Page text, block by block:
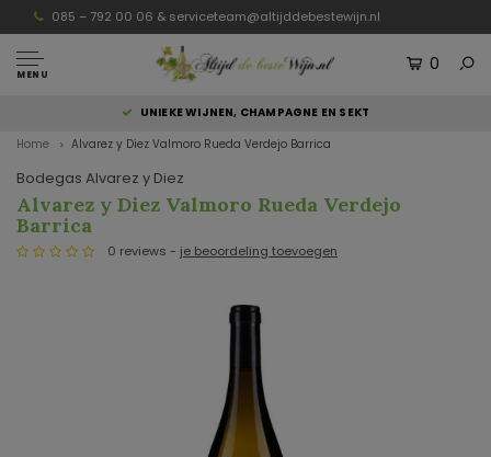
085 – 792 00 06 & serviceteam@altijddebestewijn.nl
MENU
0
UNIEKE WIJNEN, CHAMPAGNE EN SEKT
Home Alvarez y Diez Valmoro Rueda Verdejo Barrica
Bodegas Alvarez y Diez
Alvarez y Diez Valmoro Rueda Verdejo
Barrica
0 reviews - je beoordeling toevoegen